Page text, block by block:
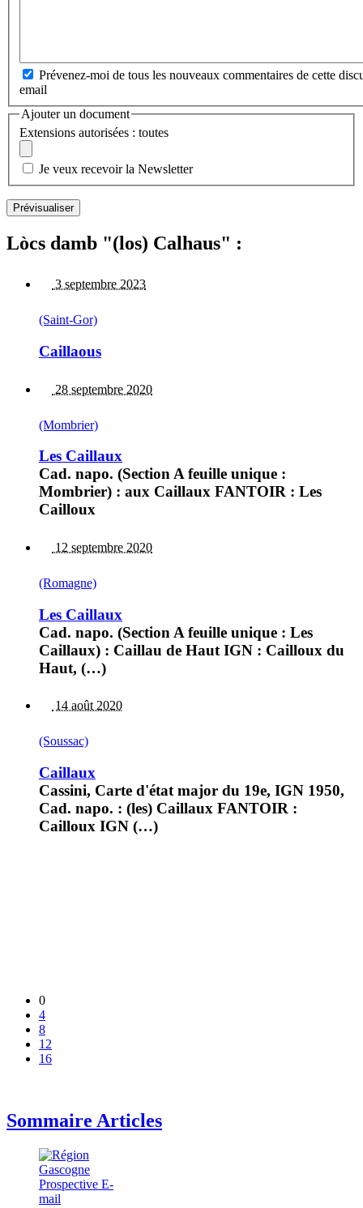
Prévenez-moi de tous les nouveaux commentaires de cette
email
Ajouter un document
Extensions autorisées : toutes
Je veux recevoir la Newsletter
Lòcs damb "(los) Calhaus" :
3 septembre 2023
(Saint-Gor)
Caillaous
28 septembre 2020
(Mombrier)
Les Caillaux
Cad. napo. (Section A feuille unique :
Mombrier) : aux Caillaux FANTOIR : Les
Cailloux
12 septembre 2020
(Romagne)
Les Caillaux
Cad. napo. (Section A feuille unique : Les
Caillaux) : Caillau de Haut IGN : Cailloux du
Haut, (…)
14 août 2020
(Soussac)
Caillaux
Cassini, Carte d'état major du 19e, IGN 1950,
Cad. napo. : (les) Caillaux FANTOIR :
Cailloux IGN (…)
0
4
8
12
16
Sommaire Articles